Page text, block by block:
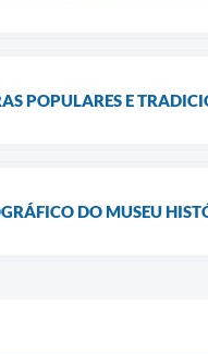
POPULARES E
DO MUSEU